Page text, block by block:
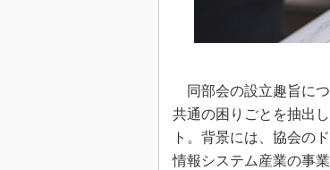
同部会の設立趣旨に
共通の困りごとを抽出
ト。背景には、協会の
情報システム産業の事